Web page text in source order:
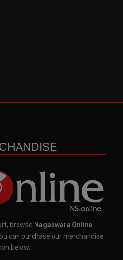
browse Nagaswara Online
can purchase our merchandise
below.